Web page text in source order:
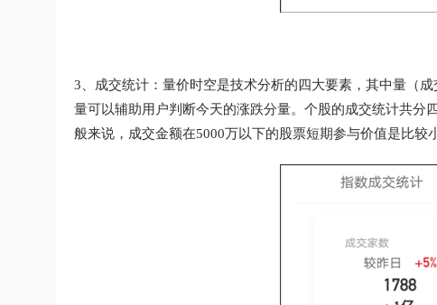
3、成交统计：量价时空是技术分析的四大要素，其中量（
量可以辅助用户判断今天的涨跌分量。个股的成交统计共分
般来说，成交金额在5000万以下的股票短期参与价值是比